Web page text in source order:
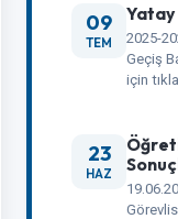
09
TEM
Yatay
2025-
Geçiş
için
23
HAZ